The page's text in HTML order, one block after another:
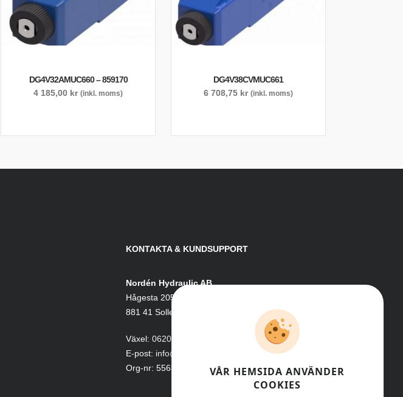
DG4V32AMUC660 – 859170
4 185,00 kr (inkl. moms)
DG4V38CVMUC661
6 708,75 kr (inkl. moms)
KONTAKTA & KUNDSUPPORT
Nordén Hydraulic AB
Hågesta 205
881 41 Sollefteå
Växel: 0620-161 41
E-post: info@nordenhydraulic.se
Org-nr: 556531-8424
VÅR HEMSIDA ANVÄNDER
COOKIES